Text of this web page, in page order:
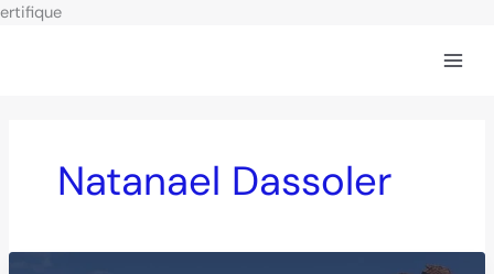
ertifiqueIr
Natanael Dassoler